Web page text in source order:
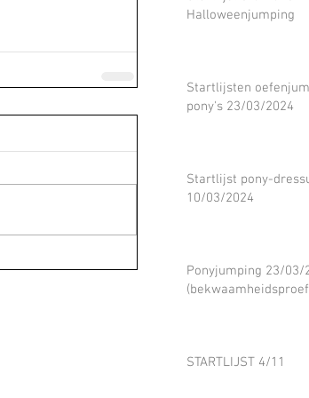
Halloweenjumping
Startlijsten
pony's 23/03/2024
Startlijst pony-
10/03/2024
Ponyjumping 23/03/
(bekwaamheidsproef
STARTLIJST 4/11